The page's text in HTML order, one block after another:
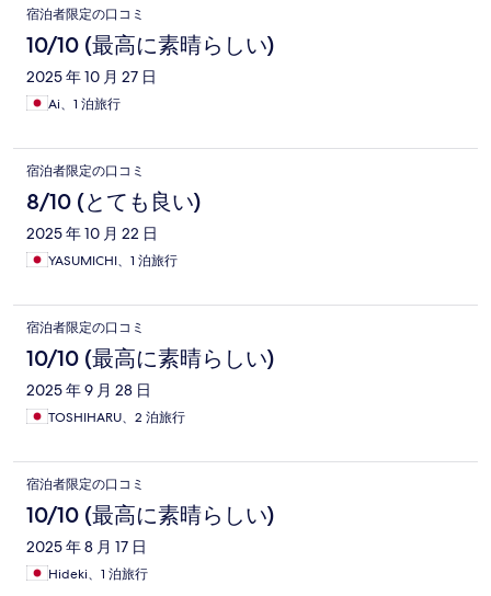
宿泊者限定の口コミ
10/10 (最高に素晴らしい)
2025 年 10 月 27 日
Ai、1 泊旅行
宿泊者限定の口コミ
8/10 (とても良い)
2025 年 10 月 22 日
YASUMICHI、1 泊旅行
宿泊者限定の口コミ
10/10 (最高に素晴らしい)
2025 年 9 月 28 日
TOSHIHARU、2 泊旅行
宿泊者限定の口コミ
10/10 (最高に素晴らしい)
2025 年 8 月 17 日
Hideki、1 泊旅行